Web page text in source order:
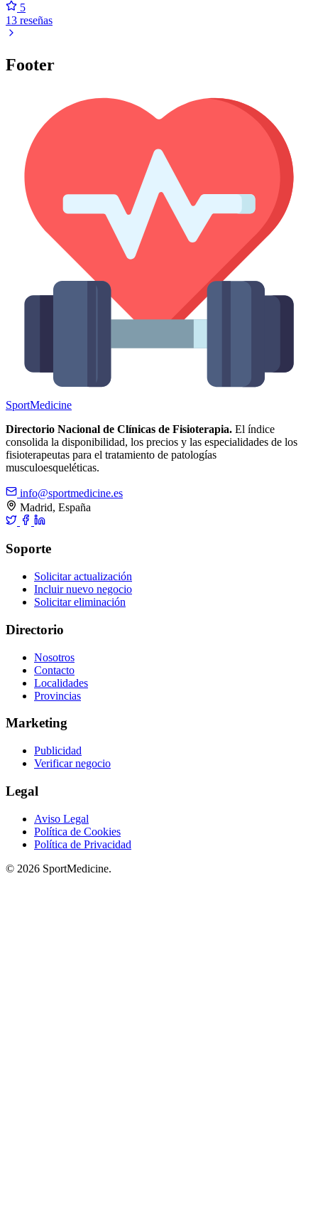
5
13 reseñas
Footer
SportMedicine
Directorio Nacional de Clínicas de Fisioterapia. El índice
consolida la disponibilidad, los precios y las especialidades de los
fisioterapeutas para el tratamiento de patologías
musculoesqueléticas.
info@sportmedicine.es
Madrid, España
Soporte
Solicitar actualización
Incluir nuevo negocio
Solicitar eliminación
Directorio
Nosotros
Contacto
Localidades
Provincias
Marketing
Publicidad
Verificar negocio
Legal
Aviso Legal
Política de Cookies
Política de Privacidad
© 2026 SportMedicine.